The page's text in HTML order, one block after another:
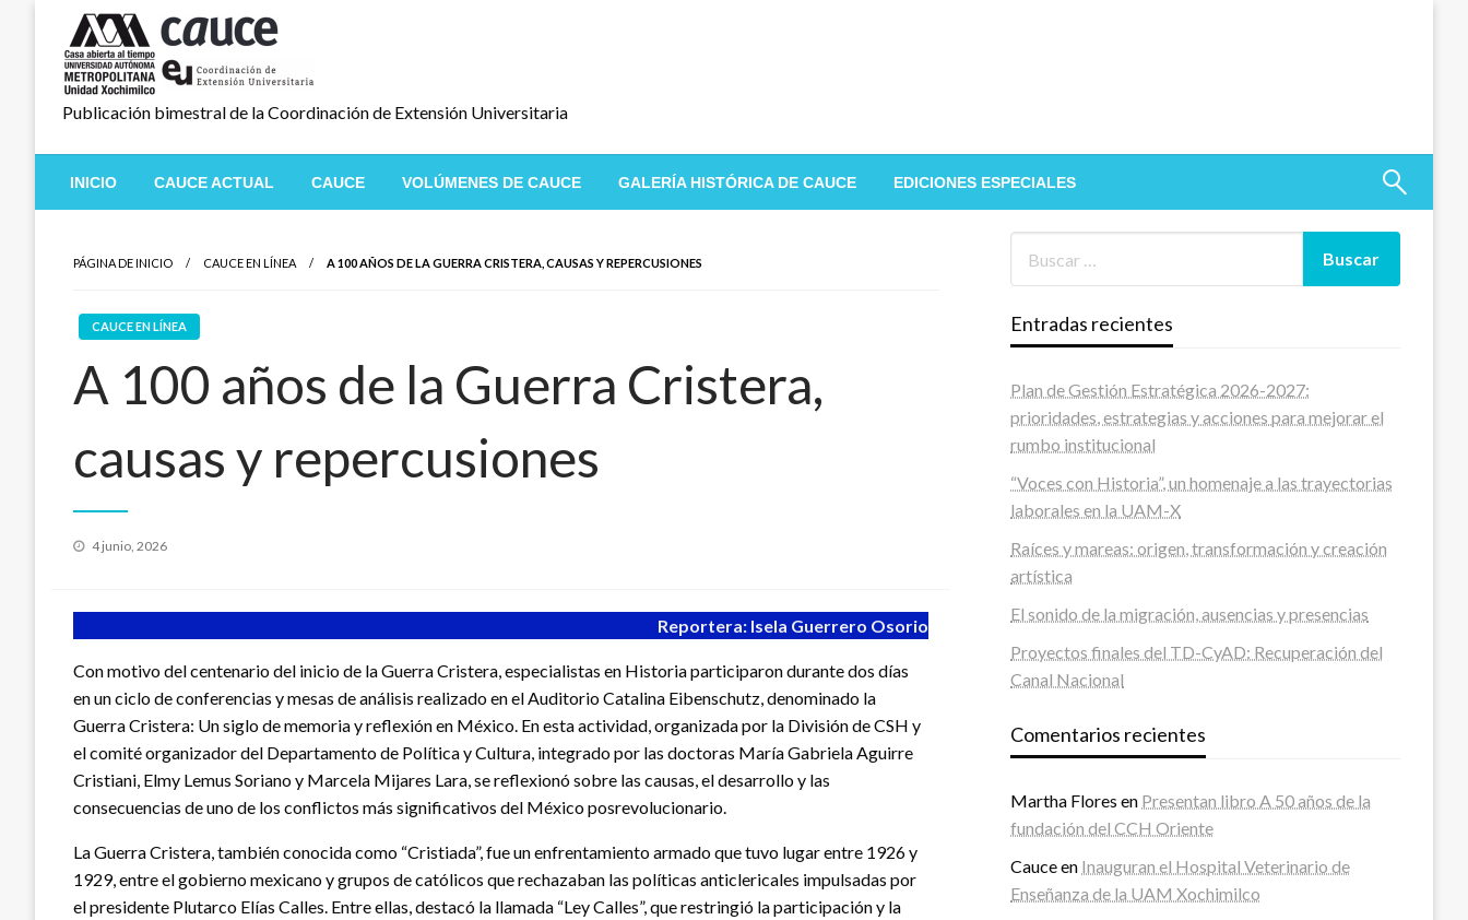
contenido
Publicación bimestral de la Coordinación de Extensión Universitaria
INICIO CAUCE ACTUAL CAUCE VOLÚMENES DE CAUCE GALERÍA HISTÓRICA DE CAUCE EDICIONES ESPECIALES
PÁGINA DE INICIO CAUCE EN LÍNEA A 100 AÑOS DE LA GUERRA CRISTERA, CAUSAS Y REPERCUSIONES
CAUCE EN LÍNEA
A 100 años de la Guerra Cristera,
causas y repercusiones
Publicado
4 junio, 2026
Reportera: Isela Guerrero Osorio
Con motivo del centenario del inicio de la Guerra Cristera, especialistas en Historia participaron durante dos días
en un ciclo de conferencias y mesas de análisis realizado en el Auditorio Catalina Eibenschutz, denominado la
Guerra Cristera: Un siglo de memoria y reflexión en México. En esta actividad, organizada por la División de CSH y
el comité organizador del Departamento de Política y Cultura, integrado por las doctoras María Gabriela Aguirre
Cristiani, Elmy Lemus Soriano y Marcela Mijares Lara, se reflexionó sobre las causas, el desarrollo y las
consecuencias de uno de los conflictos más significativos del México posrevolucionario.
La Guerra Cristera, también conocida como “Cristiada”, fue un enfrentamiento armado que tuvo lugar entre 1926 y
1929, entre el gobierno mexicano y grupos de católicos que rechazaban las políticas anticlericales impulsadas por
el presidente Plutarco Elías Calles. Entre ellas, destacó la llamada “Ley Calles”, que restringió la participación y la
Entradas recientes
Plan de Gestión Estratégica 2026-2027:
prioridades, estrategias y acciones para mejorar el
rumbo institucional
“Voces con Historia”, un homenaje a las trayectorias
laborales en la UAM-X
Raíces y mareas: origen, transformación y creación
artística
El sonido de la migración, ausencias y presencias
Proyectos finales del TD-CyAD: Recuperación del
Canal Nacional
Comentarios recientes
Martha Flores en Presentan libro A 50 años de la
fundación del CCH Oriente
Cauceen Inauguran el Hospital Veterinario de
Enseñanza de la UAM Xochimilco